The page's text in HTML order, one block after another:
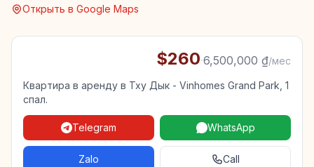
Открыть в Google Maps
$260·6,500,000 ₫/мес
Квартира в аренду в Тху Дык - Vinhomes Grand Park, 1
спал.
Telegram WhatsApp
Zalo Call